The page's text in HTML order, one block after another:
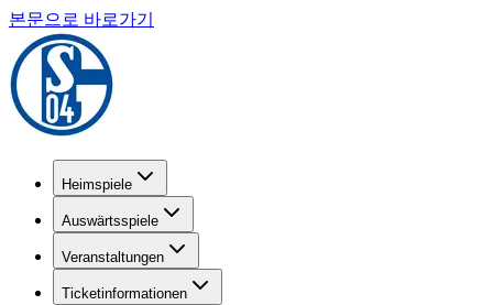
본문으로 바로가기
Heimspiele
Auswärtsspiele
Veranstaltungen
Ticketinformationen